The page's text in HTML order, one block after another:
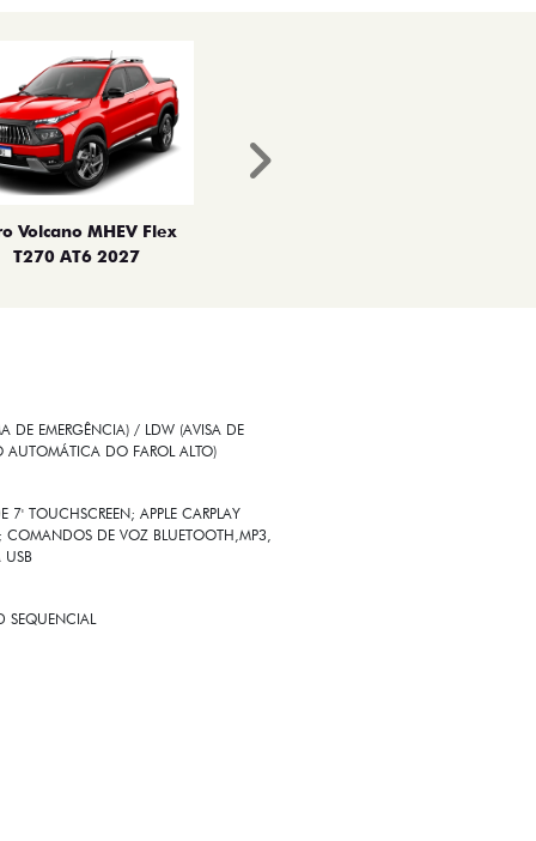
Volcano MHEV Flex
T270 AT6 2027
Próximo
DE EMERGÊNCIA) / LDW (AVISA DE
DO FAROL ALTO)
7' TOUCHSCREEN; APPLE CARPLAY
COMANDOS DE VOZ BLUETOOTH,MP3,
USB
SEQUENCIAL